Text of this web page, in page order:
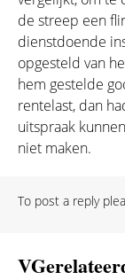
de streep een
dienstdoende
opgesteld van
hem gestelde
rentelast, dan
uitspraak
niet maken.
To post a reply